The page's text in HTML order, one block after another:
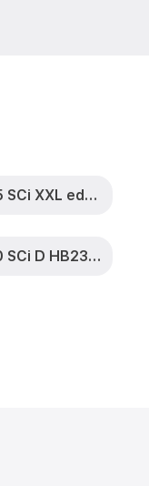
G 6905 SCi XXL edst/clst
G 6840 SCi D HB230 2,0